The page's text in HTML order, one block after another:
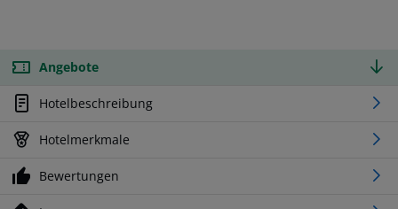
Angebote
Hotelbeschreibung
Hotelmerkmale
Bewertungen